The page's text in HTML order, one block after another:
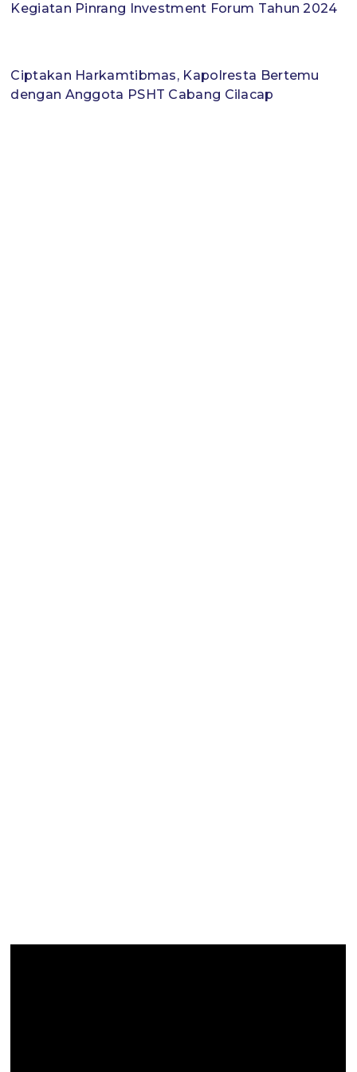
Kegiatan Pinrang Investment Forum Tahun 2024
Ciptakan Harkamtibmas, Kapolresta Bertemu
dengan Anggota PSHT Cabang Cilacap